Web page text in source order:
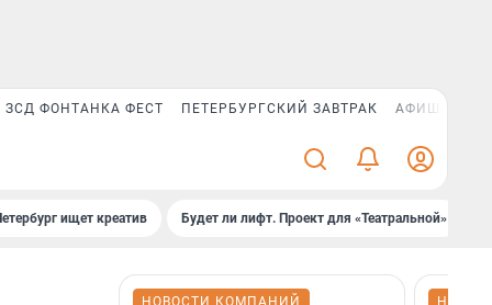
ЗСД ФОНТАНКА ФЕСТ ПЕТЕРБУРГСКИЙ ЗАВТРАК АФИША PLUS
ищет креатив Будет ли лифт. Проект для «Театральной»
НОВОСТИ КОМПАНИЙ